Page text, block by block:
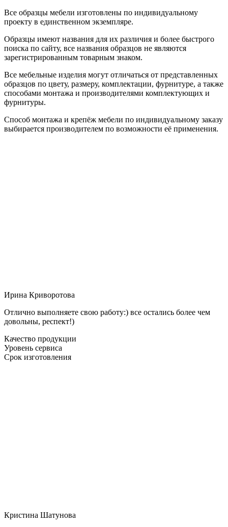
Все образцы мебели изготовлены по индивидуальному
проекту в единственном экземпляре.
Образцы имеют названия для их различия и более быстрого
поиска по сайту, все названия образцов не являются
зарегистрированным товарным знаком.
Все мебельные изделия могут отличаться от представленных
образцов по цвету, размеру, комплектации, фурнитуре, а также
способами монтажа и производителями комплектующих и
фурнитуры.
Способ монтажа и крепёж мебели по индивидуальному заказу
выбирается производителем по возможности её применения.
Ирина Криворотова
Отлично выполняете свою работу:) все остались более чем
довольны, респект!)
Качество продукции
Уровень сервиса
Срок изготовления
Кристина Шатунова